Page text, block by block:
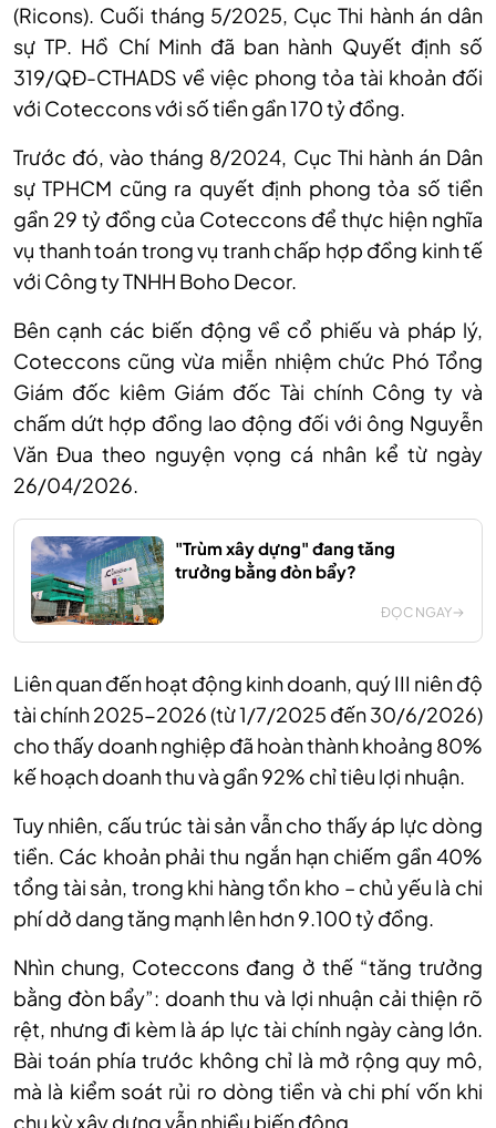
(Ricons). Cuối tháng 5/2025, Cục Thi hành án dân
sự TP. Hồ Chí Minh đã ban hành Quyết định số
319/QĐ-CTHADS về việc phong tỏa tài khoản đối
với Coteccons với số tiền gần 170 tỷ đồng.
Trước đó, vào tháng 8/2024, Cục Thi hành án Dân
sự TPHCM cũng ra quyết định phong tỏa số tiền
gần 29 tỷ đồng của Coteccons để thực hiện nghĩa
vụ thanh toán trong vụ tranh chấp hợp đồng kinh tế
với Công ty TNHH Boho Decor.
Bên cạnh các biến động về cổ phiếu và pháp lý,
Coteccons cũng vừa miễn nhiệm chức Phó Tổng
Giám đốc kiêm Giám đốc Tài chính Công ty và
chấm dứt hợp đồng lao động đối với ông Nguyễn
Văn Đua theo nguyện vọng cá nhân kể từ ngày
26/04/2026.
"Trùm xây dựng" đang tăng
trưởng bằng đòn bẩy?
ĐỌC NGAY
Liên quan đến hoạt động kinh doanh, quý III niên độ
tài chính 2025-2026 (từ 1/7/2025 đến 30/6/2026)
cho thấydoanh nghiệp đã hoàn thành khoảng 80%
kế hoạch doanh thu và gần 92% chỉ tiêu lợi nhuận.
Tuy nhiên, cấu trúc tài sản vẫn cho thấy áp lực dòng
tiền. Các khoản phải thu ngắn hạn chiếm gần 40%
tổng tài sản, trong khi hàng tồn kho – chủ yếu là chi
phí dở dang tăng mạnh lên hơn 9.100 tỷ đồng.
Nhìn chung, Coteccons đang ở thế “tăng trưởng
bằng đòn bẩy”: doanh thu và lợi nhuận cải thiện rõ
rệt, nhưng đi kèm là áp lực tài chính ngày càng lớn.
Bài toán phía trước không chỉ là mở rộng quy mô,
mà là kiểm soát rủi ro dòng tiền và chi phí vốn khi
chu kỳ xây dựng vẫn nhiều biến động.